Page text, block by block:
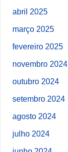
abril 2025
março 2025
fevereiro 2025
novembro 2024
outubro 2024
setembro 2024
agosto 2024
julho 2024